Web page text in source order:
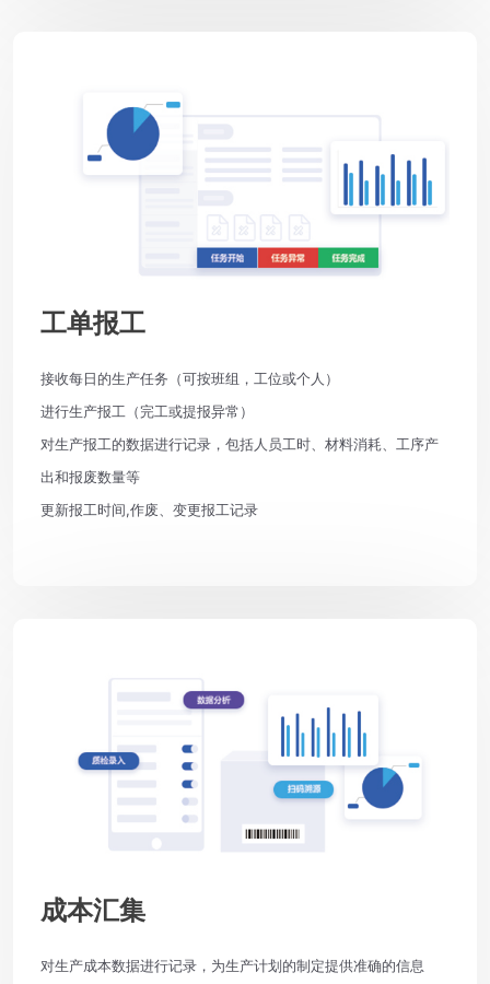
工单报工
接收每日的生产任务（可按班组，工位或个人）
进行生产报工（完工或提报异常）
对生产报工的数据进行记录，包括人员工时、材料消耗、工序产
出和报废数量等
更新报工时间,作废、变更报工记录
成本汇集
对生产成本数据进行记录，为生产计划的制定提供准确的信息